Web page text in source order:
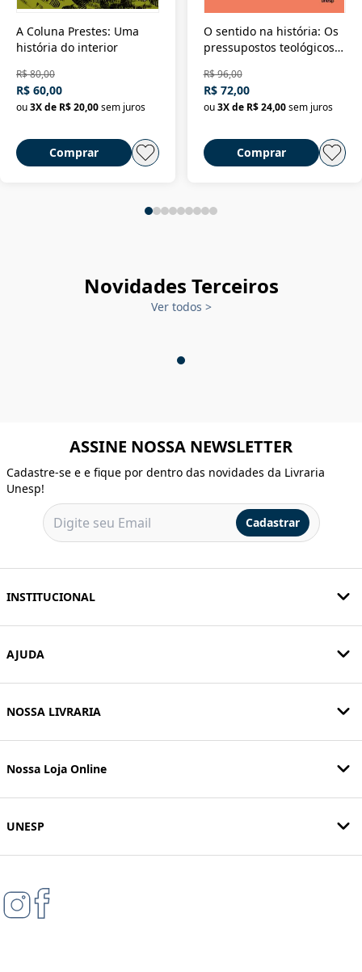
A Coluna Prestes: Uma
história do interior
R$ 80,00
R$ 60,00
ou3X de R$ 20,00sem juros
Comprar
O sentido na história: Os
pressupostos teológicos
R$ 96,00
R$ 72,00
ou 3X de R$ 24,00 sem juros
Comprar
Novidades Terceiros
Ver todos >
ASSINE NOSSA NEWSLETTER
Cadastre-se e e fique por dentro das novidades da Livraria
Unesp!
Cadastrar
INSTITUCIONAL
AJUDA
NOSSA LIVRARIA
Nossa Loja Online
UNESP